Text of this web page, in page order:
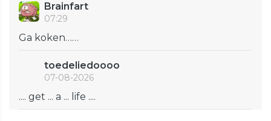
Brainfart
07:29
Ga koken……
toedeliedoooo
07-08-2026
.... get ... a ... life ....